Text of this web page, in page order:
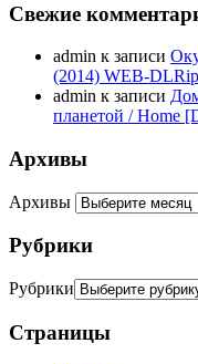
Свежие
admin к записи
(2014) WEB-DLRip
admin к записи
планетой / Home
Архивы
Архивы
Рубрики
Рубрики
Страницы